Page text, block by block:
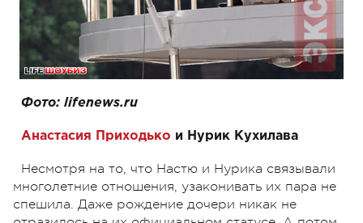
Фото: lifenews.ru
Анастасия Приходько и Нурик Кухилава
Несмотря на то, что Настю и Нурика связывали
многолетние отношения, узаконивать их пара не
спешила. Даже рождение дочери никак не